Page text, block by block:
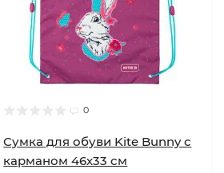
0
Сумка для обуви Kite Bunny с
карманом 46х33 см